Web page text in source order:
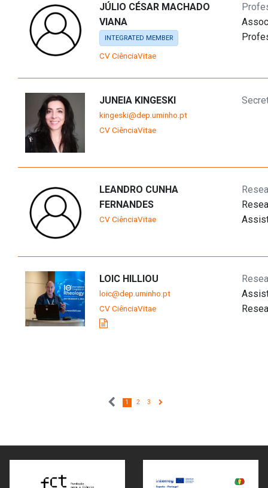
JÚLIO CÉSAR MACHADO
VIANA
INTEGRATED MEMBER
CV CiênciaVitae
JUNEIA KINGESKI
kingeski@dep.uminho.pt
CV CiênciaVitae
LEANDRO CUNHA
FERNANDES
CV CiênciaVitae
LOIC HILLIOU
loic@dep.uminho.pt
CV CiênciaVitae
1 2 3